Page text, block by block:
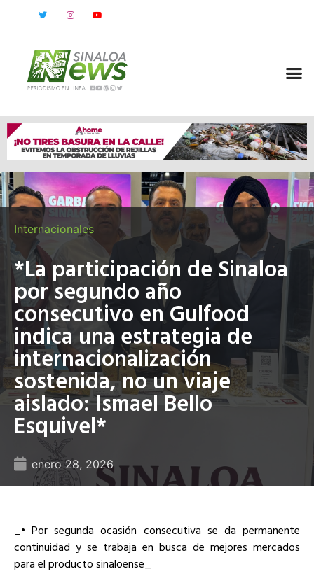
Internacionales
*La participación de Sinaloa
por segundo año
consecutivo en Gulfood
indica una estrategia de
internacionalización
sostenida, no un viaje
aislado: Ismael Bello
Esquivel*
enero 28, 2026
_• Por segunda ocasión consecutiva se da permanente
continuidad y se trabaja en busca de mejores mercados
para el producto sinaloense_